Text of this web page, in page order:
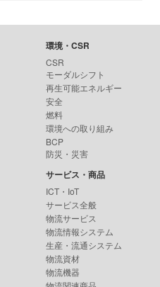
環境・CSR
CSR
モーダルシフト
再生可能エネルギー
安全
燃料
環境への取り組み
BCP
防災・災害
サービス・商品
ICT・IoT
サービス全般
物流サービス
物流情報システム
生産・流通システム
物流資材
物流機器